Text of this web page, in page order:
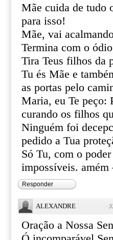
Mãe cuida de tudo
para isso!
Mãe, vai
Termina com o
Tira Teus filhos da
Tu és Mãe e
as portas pelo
Maria, eu Te peço:
curando os filhos
Ninguém foi
pedido a Tua
Só Tu, com o
impossíveis. amém
Responder
ALEXANDRE ·
Oração a Nossa